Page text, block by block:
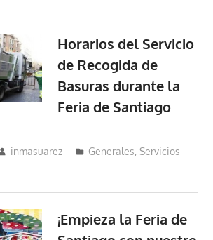
Horarios del Servicio
de Recogida de
Basuras durante la
Feria de Santiago
inmasuarez Generales,Servicios
¡Empieza la Feria de